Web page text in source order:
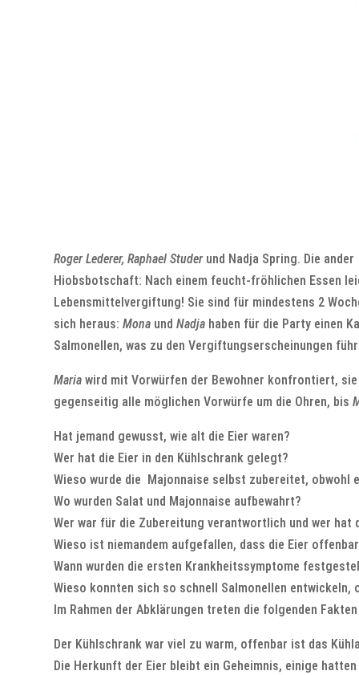
Roger Lederer, Raphael Studerund Nadja Spring. Die ander
Hiobsbotschaft: Nach einem feucht-fröhlichen Essen
Lebensmittelvergiftung! Sie sind für mindestens 2
sich heraus:Mona undNadja haben für die Party einen
Salmonellen, was zu den Vergiftungserscheinungen
Maria wird mit Vorwürfen der Bewohner konfrontiert,
gegenseitig alle möglichen Vorwürfe um die Ohren, bis
Hat jemand gewusst, wie alt die Eier waren?
Wer hat die Eier in den Kühlschrank gelegt?
Wieso wurde die Majonnaise selbst zubereitet, obwohl
Wo wurden Salat und Majonnaise aufbewahrt?
Wer war für die Zubereitung verantwortlich und wer
Wieso ist niemandem aufgefallen, dass die Eier
Wann wurden die ersten Krankheitssymptome
Wieso konnten sich so schnell Salmonellen entwickeln,
Im Rahmen der Abklärungen treten die folgenden
Der Kühlschrank war viel zu warm, offenbar ist das
Die Herkunft der Eier bleibt ein Geheimnis, einige